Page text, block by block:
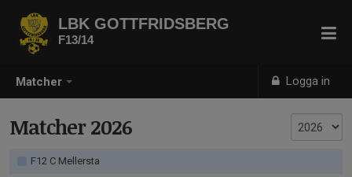
Matcher Logga in
LBK GOTTFRIDSBERG
F13/14
Matcher 2026
F12 C Mellersta